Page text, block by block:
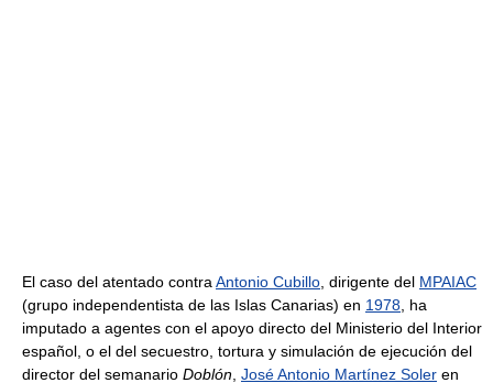
El caso del atentado contraAntonio Cubillo, dirigente del MPAIAC
(grupo independentista de las Islas Canarias) en 1978, ha
imputado a agentes con el apoyo directo del Ministerio del Interior
español, o el del secuestro, tortura y simulación de ejecución del
director del semanario Doblón, José Antonio Martínez Soler en